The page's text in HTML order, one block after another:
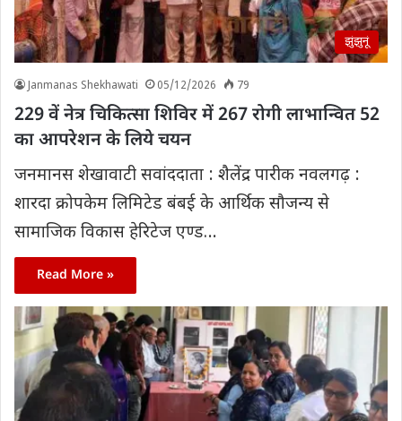
झुंझुनूं
Janmanas Shekhawati 05/12/2026 79
229 वें नेत्र चिकित्सा शिविर में 267 रोगी लाभान्वित 52
का आपरेशन के लिये चयन
जनमानस शेखावाटी सवांददाता : शैलेंद्र पारीक नवलगढ़ :
शारदा क्रोपकेम लिमिटेड बंबई के आर्थिक सौजन्य से
सामाजिक विकास हेरिटेज एण्ड…
Read More »